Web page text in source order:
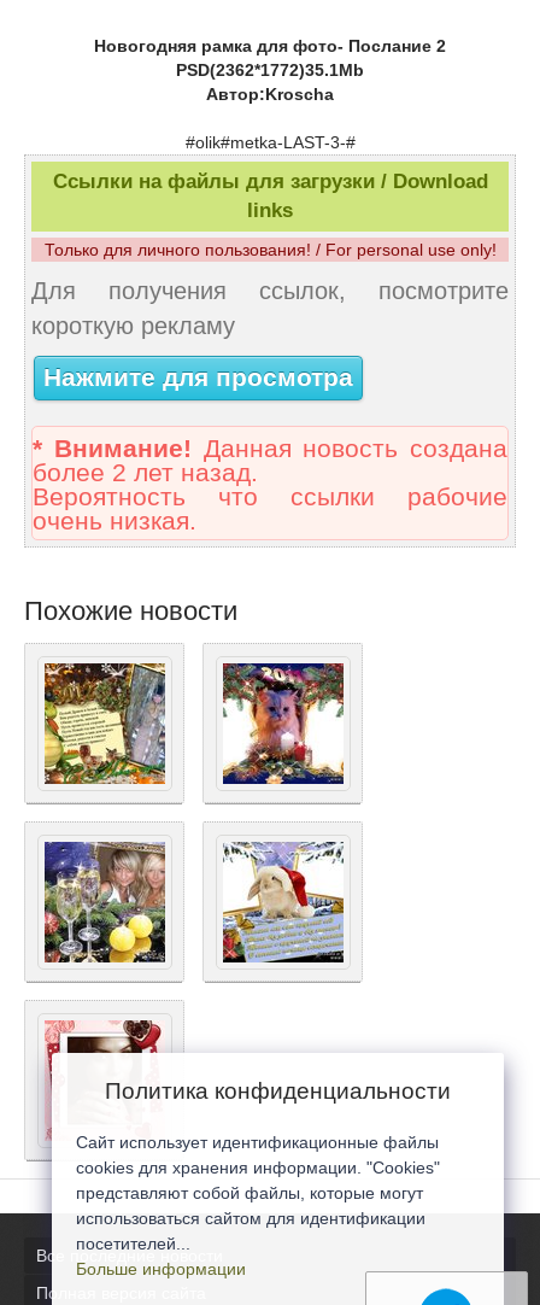
Новогодняя рамка для фото- Послание 2
PSD(2362*1772)35.1Mb
Автор:Kroscha
#olik#metka-LAST-3-#
Ссылки на файлы для загрузки / Download
links
Только для личного пользования! / For personal use only!
Для получения ссылок, посмотрите
короткую рекламу
Нажмите для просмотра
* Внимание! Данная новость создана
более 2 лет назад.
Вероятность что ссылки рабочие
очень низкая.
Похожие новости
Все последние новости
Полная версия сайта
Политика конфиденциальности
Сайт использует идентификационные файлы
cookies для хранения информации. "Cookies"
представляют собой файлы, которые могут
использоваться сайтом для идентификации
посетителей...
Больше информации